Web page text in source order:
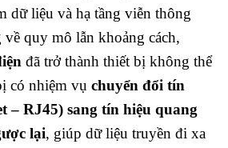
dữ liệu và hạ tầng viễn thông
quy mô lẫn khoảng cách,
đã trở thành thiết bị không thể
có nhiệm vụ chuyển đổi tín
– RJ45) sang tín hiệu quang
lại, giúp dữ liệu truyền đi xa